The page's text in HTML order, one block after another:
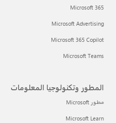
Microsoft 365
Microsoft Advertising
Microsoft 365 Copilot
Microsoft Teams
المطور وتكنولوجيا المعلومات
مطور Microsoft
Microsoft Learn